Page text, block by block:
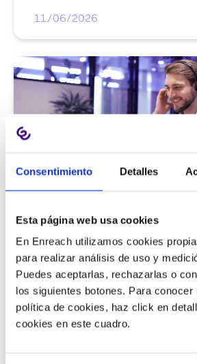
Consentimiento Detalles
Esta página web usa cookies
En Enreach utilizamos cookies
para realizar análisis de uso y
Puedes aceptarlas, rechazarlas o
los siguientes botones. Para
política de cookies, haz click en
cookies en este cuadro.
11/06/2026
9 métricas de call center
la satisfacción del cliente
11/06/2026